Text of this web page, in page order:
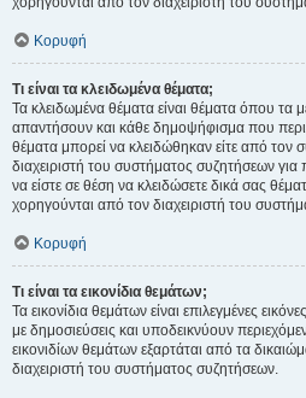
Κορυφή
Τι είναι τα κλειδωμένα θέματα;
Τα κλειδωμένα θέματα είναι θέματα όπου τα
απαντήσουν και κάθε δημοψήφισμα που
θέματα μπορεί να κλειδώθηκαν είτε από τον
διαχειριστή του συστήματος συζητήσεων
να είστε σε θέση να κλειδώσετε δικά σας
χορηγούνται από τον διαχειριστή του
Κορυφή
Τι είναι τα εικονίδια θεμάτων;
Τα εικονίδια θεμάτων είναι επιλεγμένες
με δημοσιεύσεις και υποδεικνύουν
εικονιδίων θεμάτων εξαρτάται από τα
διαχειριστή του συστήματος συζητήσεων.